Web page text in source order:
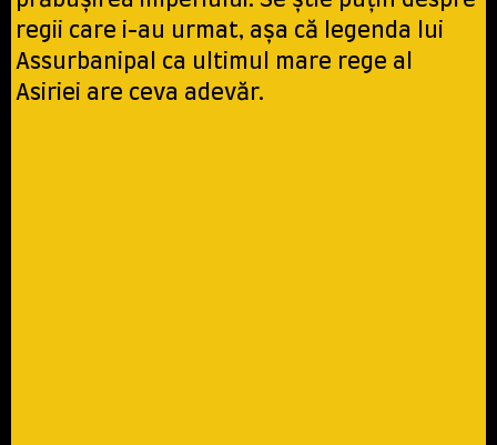
regii care i-au urmat, așa că legenda lui
Assurbanipal ca ultimul mare rege al
Asiriei are ceva adevăr.